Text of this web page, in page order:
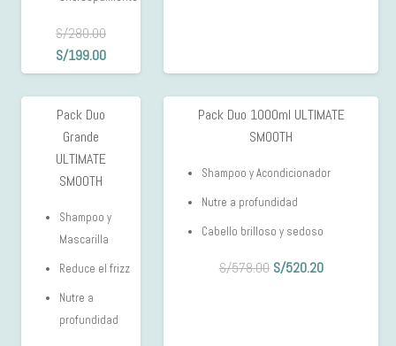
S/280.00
El
precio
original
era:
S/280.00.
S/199.00El
precio
actual
10%
Pack Duo
Grande
ULTIMATE
SMOOTH
Shampoo y
Mascarilla
Reduce el frizz
Nutre a
profundidad
10%
Pack Duo 1000ml ULTIMATE
SMOOTH
Shampoo y Acondicionador
Nutre a profundidad
Cabello brilloso y sedoso
S/578.00 El
S/520.20El